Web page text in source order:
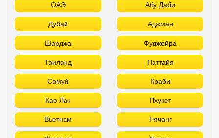
ОАЭ Абу Даби
Дубай Аджман
Шарджа Фуджейра
Таиланд Паттайя
Самуй Краби
Као Лак Пхукет
Вьетнам Нячанг